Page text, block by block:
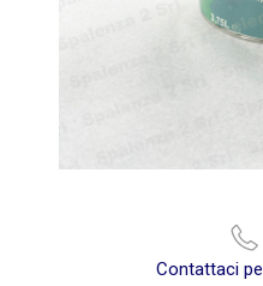
Contattaci